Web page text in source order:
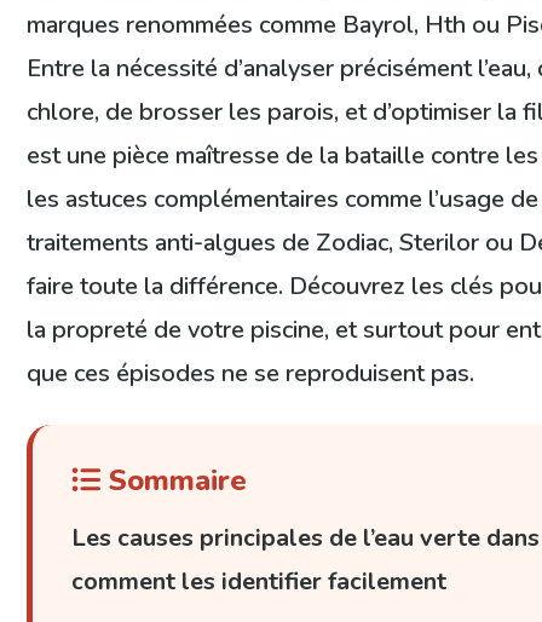
marques renommées comme Bayrol, Hth ou
Entre la nécessité d’analyser précisément
chlore, de brosser les parois, et d’optimiser la
est une pièce maîtresse de la bataille contre
les astuces complémentaires comme l’usage
traitements anti-algues de Zodiac, Sterilor ou
faire toute la différence. Découvrez les clés
la propreté de votre piscine, et surtout pour
que ces épisodes ne se reproduisent pas.
Sommaire
Les causes principales de l’eau verte
comment les identifier facilement